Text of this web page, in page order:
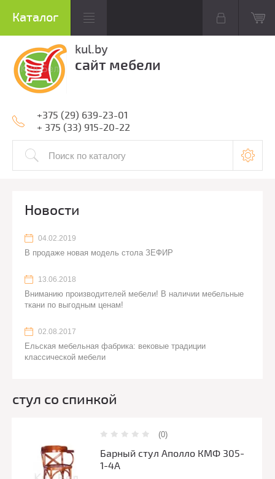
kul.by
сайт мебели
+375 (29) 639-23-01
+ 375 (33) 915-20-22
Новости
04.02.2019
В продаже новая модель стола ЗЕФИР
13.06.2018
Вниманию производителей мебели! В наличии мебельные
ткани по выгодным ценам!
02.08.2017
Ельская мебельная фабрика: вековые традиции
классической мебели
стул со спинкой
(0)
Барный стул Аполло КМФ 305-
1-4А